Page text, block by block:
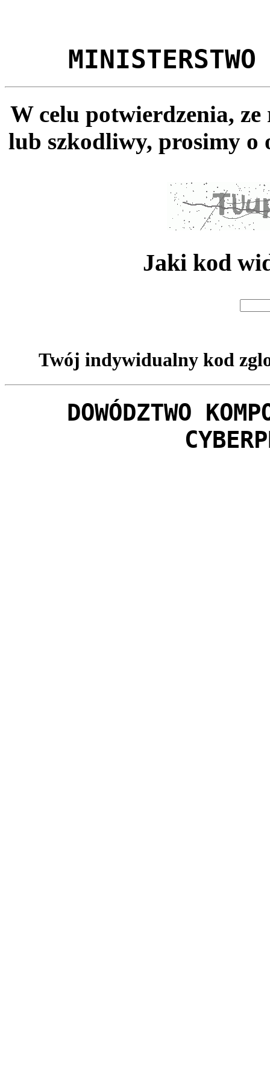
MINISTERSTWO
W celu potwierdzenia,
lub szkodliwy, prosimy o
Jaki kod
Twój indywidualny kod
DOWÓDZTWO